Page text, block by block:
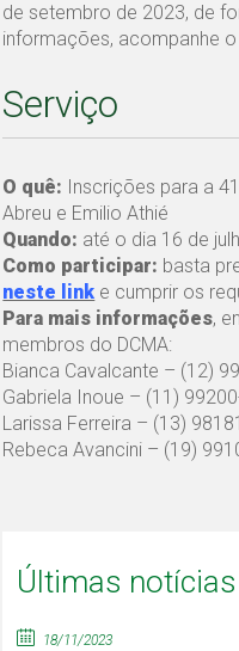
de setembro de 2023, de
informações, acompanhe o
Serviço
O quê: Inscrições para a
Abreu e Emilio Athié
Quando: até o dia 16 de
Como participar: basta
neste link e cumprir os
Para mais informações,
membros do DCMA:
Bianca Cavalcante – (12)
Gabriela Inoue – (11)
Larissa Ferreira – (13)
Rebeca Avancini – (19)
Últimas notícias
18/11/2023